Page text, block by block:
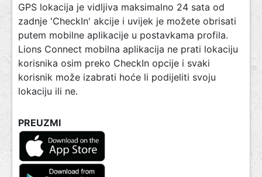
GPS lokacija je vidljiva maksimalno 24 sata od
zadnje 'CheckIn' akcije i uvijek je možete obrisati
putem mobilne aplikacije u postavkama profila.
Lions Connect mobilna aplikacija ne prati lokaciju
korisnika osim preko CheckIn opcije i svaki
korisnik može izabrati hoće li podijeliti svoju
lokaciju ili ne.
PREUZMI